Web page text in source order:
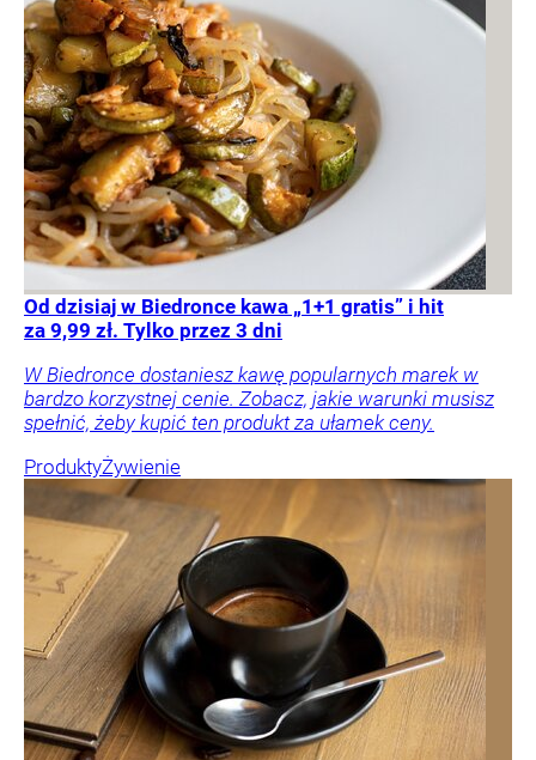
Od dzisiaj w Biedronce kawa „1+1 gratis” i hit
za 9,99 zł. Tylko przez 3 dni
W Biedronce dostaniesz kawę popularnych marek w
bardzo korzystnej cenie. Zobacz, jakie warunki musisz
spełnić, żeby kupić ten produkt za ułamek ceny.
ProduktyŻywienie